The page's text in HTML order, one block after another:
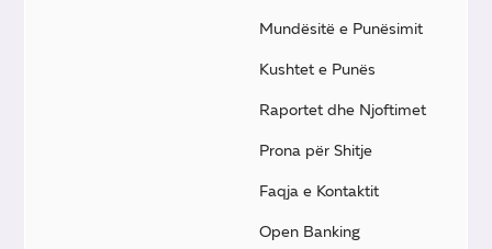
Mundësitë e Punësimit
Kushtet e Punës
Raportet dhe Njoftimet
Prona për Shitje
Faqja e Kontaktit
Open Banking